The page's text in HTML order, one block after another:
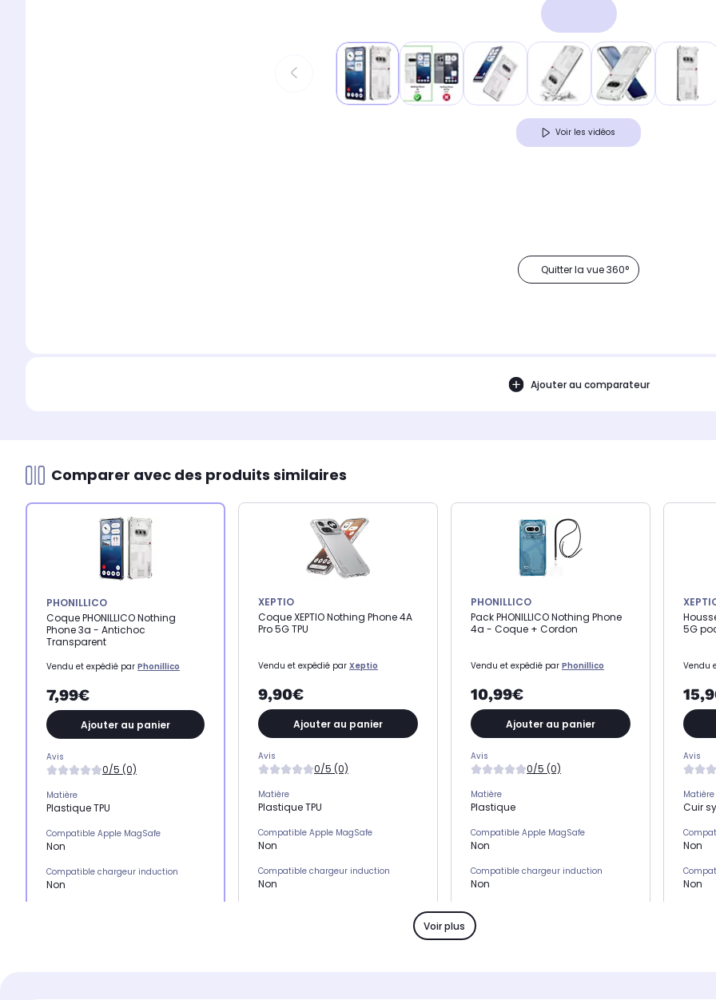
Voir les vidéos
Quitter la vue 360°
Ajouter au comparateur
Comparer avec des produits similaires
PHONILLICO
Coque PHONILLICO Nothing
Phone 3a - Antichoc
Transparent
Vendu et expédié par Phonillico
7,99€
Ajouter au panier
Avis
0/5 (0)
Matière
Plastique TPU
Compatible Apple MagSafe
Non
Compatible chargeur induction
Non
XEPTIO
Coque XEPTIO Nothing Phone 4A
Pro 5G TPU
Vendu et expédié par Xeptio
9,90€
Ajouter au panier
Avis
0/5 (0)
Matière
Plastique TPU
Compatible Apple MagSafe
Non
Compatible chargeur induction
Non
PHONILLICO
Pack PHONILLICO Nothing Phone
4a - Coque + Cordon
Vendu et expédié par Phonillico
10,99€
Ajouter au panier
Avis
0/5 (0)
Matière
Plastique
Compatible Apple MagSafe
Non
Compatible chargeur induction
Non
Non
5G
Vendu
Avis
Matière
Cuir
Non
Non
Voir plus